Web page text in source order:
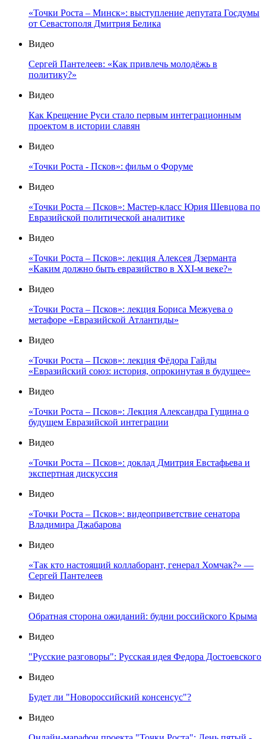
«Точки Роста – Минск»: выступление депутата Госдумы
от Севастополя Дмитрия Белика
Видео
Сергей Пантелеев: «Как привлечь молодёжь в
политику?»
Видео
Как Крещение Руси стало первым интеграционным
проектом в истории славян
Видео
«Точки Роста - Псков»: фильм о Форуме
Видео
«Точки Роста – Псков»: Мастер-класс Юрия Шевцова по
Евразийской политической аналитике
Видео
«Точки Роста – Псков»: лекция Алексея Дзерманта
«Каким должно быть евразийство в XXI-м веке?»
Видео
«Точки Роста – Псков»: лекция Бориса Межуева о
метафоре «Евразийской Атлантиды»
Видео
«Точки Роста – Псков»: лекция Фёдора Гайды
«Евразийский союз: история, опрокинутая в будущее»
Видео
«Точки Роста – Псков»: Лекция Александра Гущина о
будущем Евразийской интеграции
Видео
«Точки Роста – Псков»: доклад Дмитрия Евстафьева и
экспертная дискуссия
Видео
«Точки Роста – Псков»: видеоприветствие сенатора
Владимира Джабарова
Видео
«Так кто настоящий коллаборант, генерал Хомчак?» —
Сергей Пантелеев
Видео
Обратная сторона ожиданий: будни российского Крыма
Видео
"Русские разговоры": Русская идея Федора Достоевского
Видео
Будет ли "Новороссийский консенсус"?
Видео